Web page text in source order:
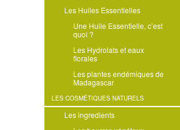
Les Huiles Essentielles
Une Huile Essentielle, c’est
quoi ?
Les Hydrolats et eaux
florales
Les plantes endémiques de
Madagascar
LES COSMÉTIQUES NATURELS
Les ingredients